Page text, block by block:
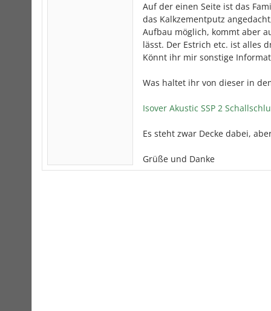
Auf der einen Seite ist das
das Kalkzementputz
Aufbau möglich, kommt aber
lässt. Der Estrich etc. ist alles
Könnt ihr mir sonstige
Was haltet ihr von dieser in
Isover Akustic SSP 2
Es steht zwar Decke dabei,
Grüße und Danke